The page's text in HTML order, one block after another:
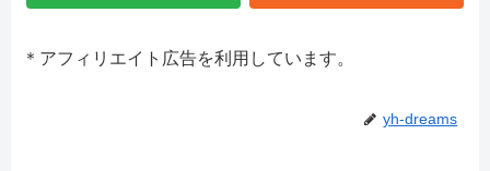
＊アフィリエイト広告を利用しています。
yh-dreams